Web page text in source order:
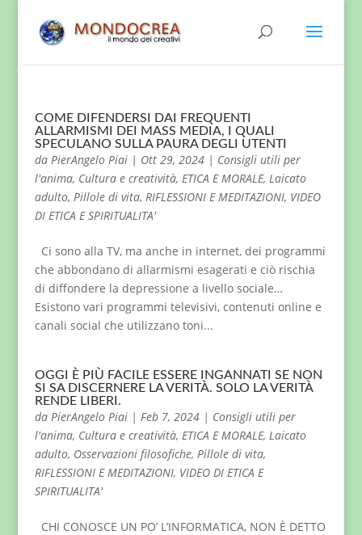
COME DIFENDERSI DAI FREQUENTI
ALLARMISMI DEI MASS MEDIA, I QUALI
SPECULANO SULLA PAURA DEGLI UTENTI
da PierAngelo Piai| Ott 29, 2024| Consigli utili per
l'anima, Cultura e creatività, ETICA E MORALE, Laicato
adulto, Pillole di vita, RIFLESSIONI E MEDITAZIONI, VIDEO
DI ETICA E SPIRITUALITA'
Ci sono alla TV, ma anche in internet, dei programmi
che abbondano di allarmismi esagerati e ciò rischia
di diffondere la depressione a livello sociale…
Esistono vari programmi televisivi, contenuti online e
canali social che utilizzano toni...
OGGI È PIÙ FACILE ESSERE INGANNATI SE NON
SI SA DISCERNERE LA VERITÀ. SOLO LA VERITÀ
RENDE LIBERI.
da PierAngelo Piai| Feb 7, 2024| Consigli utili per
l'anima, Cultura e creatività, ETICA E MORALE, Laicato
adulto, Osservazioni filosofiche, Pillole di vita,
RIFLESSIONI E MEDITAZIONI, VIDEO DI ETICA E
SPIRITUALITA'
CHI CONOSCE UN PO’ L’INFORMATICA, NON È DETTO